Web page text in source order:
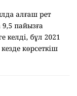
алғаш рет
пайызға
келді, бұл 2021
көрсеткіш